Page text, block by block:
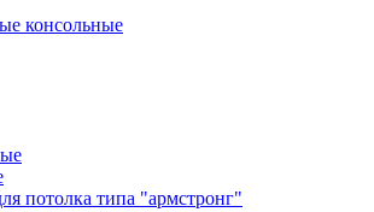
консольные
потолка типа "армстронг"